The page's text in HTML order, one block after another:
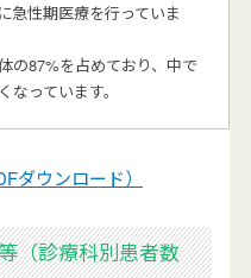
急性期医療を行っていま
の87%を占めており、中で
っています。
ダウンロード）
（診療科別患者数